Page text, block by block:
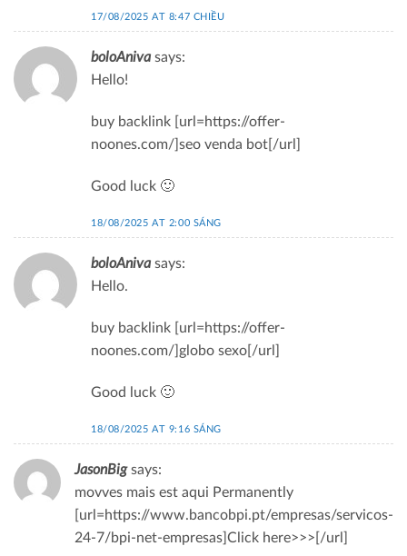
17/08/2025 AT 8:47 CHIỀU
boloAniva says:
Hello!
buy backlink [url=https://offer-
noones.com/]seo venda bot[/url]
Good luck 🙂
18/08/2025 AT 2:00 SÁNG
boloAniva says:
Hello.
buy backlink [url=https://offer-
noones.com/]globo sexo[/url]
Good luck 🙂
18/08/2025 AT 9:16 SÁNG
JasonBig says:
movves mais est aqui Permanently
[url=https://www.bancobpi.pt/empresas/servicos-
24-7/bpi-net-empresas]Click here>>>[/url]